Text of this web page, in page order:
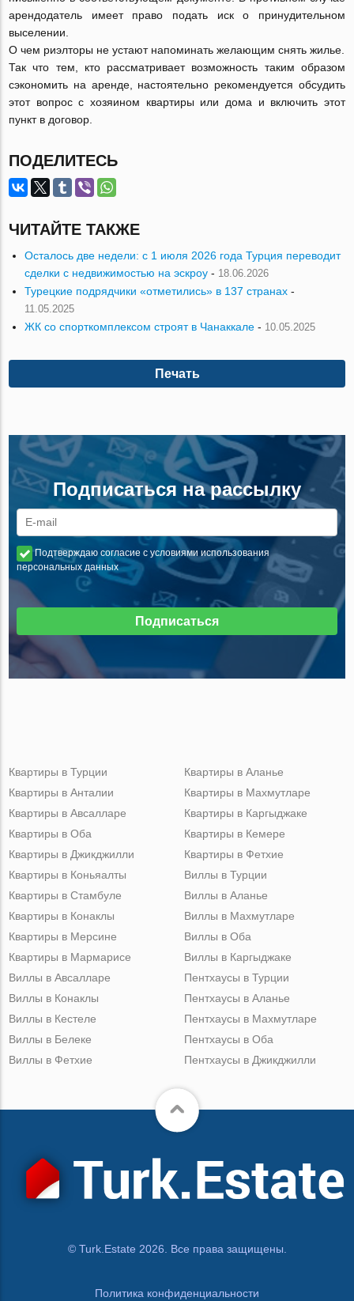
арендодатель имеет право подать иск о принудительном
выселении.
О чем риэлторы не устают напоминать желающим снять жилье.
Так что тем, кто рассматривает возможность таким образом
сэкономить на аренде, настоятельно рекомендуется обсудить
этот вопрос с хозяином квартиры или дома и включить этот
пункт в договор.
ПОДЕЛИТЕСЬ
ЧИТАЙТЕ ТАКЖЕ
Осталось две недели: с 1 июля 2026 года Турция переводит
сделки с недвижимостью на эскроу - 18.06.2026
Турецкие подрядчики «отметились» в 137 странах -
11.05.2025
ЖК со спорткомплексом строят в Чанаккале - 10.05.2025
Печать
Подписаться на рассылку
Подтверждаю согласие с условиями использования
персональных данных
Подписаться
Квартиры в Турции
Квартиры в Анталии
Квартиры в Авсалларе
Квартиры в Оба
Квартиры в Джикджилли
Квартиры в Аланье
Квартиры в Махмутларе
Квартиры в Каргыджаке
Квартиры в Кемере
Квартиры в Фетхие
Квартиры в Коньяалты
Квартиры в Стамбуле
Квартиры в Конаклы
Квартиры в Мерсине
Квартиры в Мармарисе
Виллы в Турции
Виллы в Аланье
Виллы в Махмутларе
Виллы в Оба
Виллы в Каргыджаке
Виллы в Авсалларе
Виллы в Конаклы
Виллы в Кестеле
Виллы в Белеке
Виллы в Фетхие
Пентхаусы в Турции
Пентхаусы в Аланье
Пентхаусы в Махмутларе
Пентхаусы в Оба
Пентхаусы в Джикджилли
© Turk.Estate 2026. Все права защищены.
Политика конфиденциальности